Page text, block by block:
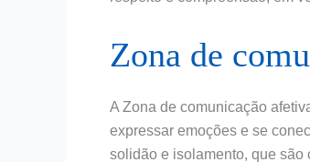
Zona de
A Zona de comunicação
expressar emoções e se
solidão e isolamento, que são